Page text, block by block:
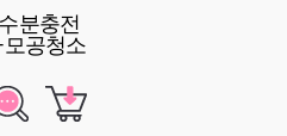
수분충전
모공청소